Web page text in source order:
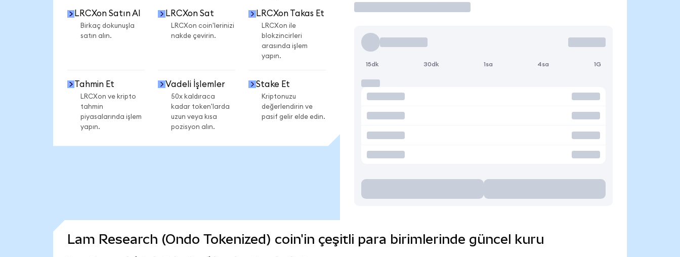
LRCXon Satın Al
Birkaç dokunuşla
satın alın.
LRCXon Sat
LRCXon coin'lerinizi
nakde çevirin.
LRCXon Takas Et
LRCXon ile
blokzincirleri
arasında işlem
yapın.
Tahmin Et
LRCXon ve kripto
tahmin
piyasalarında işlem
yapın.
Vadeli İşlemler
50x kaldıraca
kadar token'larda
uzun veya kısa
pozisyon alın.
Stake Et
Kriptonuzu
değerlendirin ve
pasif gelir elde edin.
15dk 30dk 1sa 4sa 1G
Lam Research (Ondo Tokenized) coin'in çeşitli para birimlerinde güncel kuru